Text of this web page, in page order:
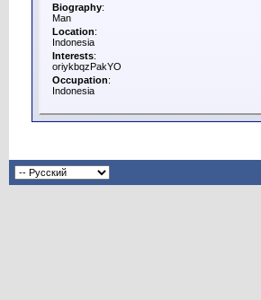
Biography:
Man
Location:
Indonesia
Interests:
oriykbqzPakYO
Occupation:
Indonesia